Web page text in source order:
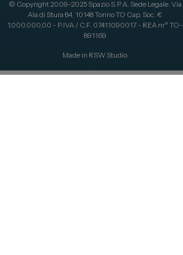
© Copyright 2009-2025 Spazio S.P.A. Sede Legale: Via
Ala di Stura 84, 10148 Torino TO Cap. Soc. €
1.000.000,00 - P.IVA / C.F. 07411090017 - REA nr° TO-
891169
Made in RSW Studio